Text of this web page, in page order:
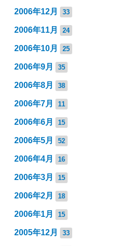
2006年12月 33
2006年11月 24
2006年10月 25
2006年9月 35
2006年8月 38
2006年7月 11
2006年6月 15
2006年5月 52
2006年4月 16
2006年3月 15
2006年2月 18
2006年1月 15
2005年12月 33